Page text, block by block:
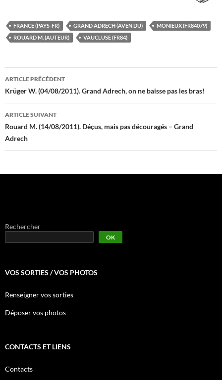
FRANCE (PAYS-FR) GRAND ADRECH (AVEN DU)
MONIEUX (FR84079)
ROUARD M. (AUTEUR)
VAUCLUSE (FR84)
Navigation
des
articles
ARTICLE PRÉCÉDENT
Krüger W. (04/08/2011). Grand Adrech, on ne baisse pas les bras!
ARTICLE SUIVANT
Rouard M. (14/08/2011). Déçus, mais pas découragés – Grand
Adrech
Rechercher
OK
VOS SORTIES / VOS PHOTOS
Renseigner vos sorties
Déposer vos photos
CONTACTS ET LIENS
Contacts